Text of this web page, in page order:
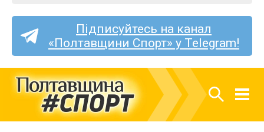
Підписуйтесь на канал
«Полтавщини Спорт» у Telegram!